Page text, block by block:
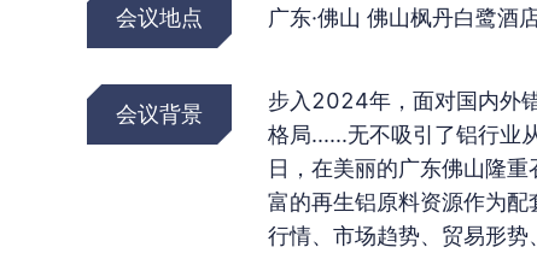
会议地点 广东·佛山 佛山枫丹白鹭酒
会议背景
步入2024年，面对国内外
格局......无不吸引了铝行业
日，在美丽的广东佛山隆
富的再生铝原料资源作为
行情、市场趋势、贸易形势